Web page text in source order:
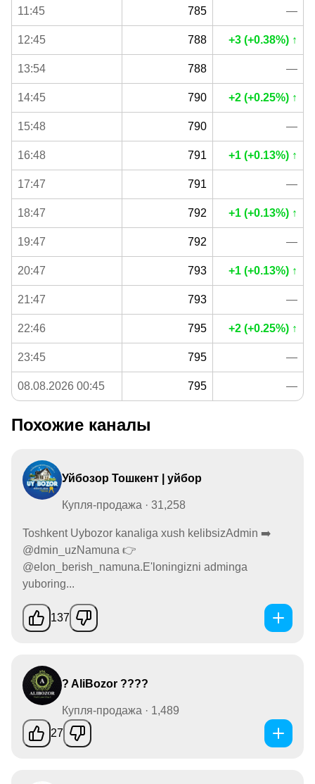
11:45 785 —
12:45 788 +3 (+0.38%) ↑
13:54 788 —
14:45 790 +2 (+0.25%) ↑
15:48 790 —
16:48 791 +1 (+0.13%) ↑
17:47 791 —
18:47 792 +1 (+0.13%) ↑
19:47 792 —
20:47 793 +1 (+0.13%) ↑
21:47 793 —
22:46 795 +2 (+0.25%) ↑
23:45 795 —
08.08.2026 00:45 795 —
Похожие каналы
Уйбозор Тошкент | уйбор
Купля-продажа · 31,258
Toshkent Uybozor kanaliga xush kelibsizAdmin ➡️
@dmin_uzNamuna 👉
@elon_berish_namuna.E'loningizni adminga
yuboring...
137
? AliBozor ????
Купля-продажа · 1,489
27